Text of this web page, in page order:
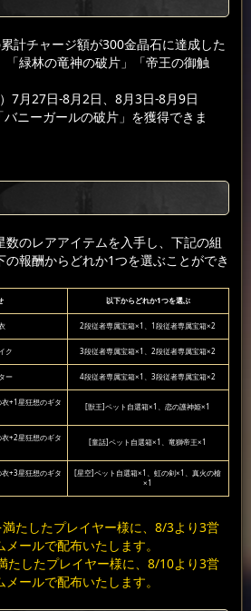
計チャージ額が300金晶石に達成した
「緑林の竜神の破片」「帝王の御触
7月27日-8月2日、8月3日-8月9日
ニーガールの破片」を獲得できま
数のレアアイテムを入手し、下記の組
報酬からどれか1つを選ぶことができ
以下からどれか1つを選ぶ
2段従者専属宝箱×1、1段従者専属宝箱×2
ク 3段従者専属宝箱×1、2段従者専属宝箱×2
ー 4段従者専属宝箱×1、3段従者専属宝箱×2
+1星狂想のギタ
[獣王]ペット自選箱×1、恋の護神姫×1
+2星狂想のギタ
[童話]ペット自選箱×1、竜獅帝王×1
+3星狂想のギタ
[星空]ペット自選箱×1、虹の剣×1、真火の槍
×1
たしたプレイヤー様に、8/3より3営
ールで配布いたします。
したプレイヤー様に、8/10より3営
ールで配布いたします。